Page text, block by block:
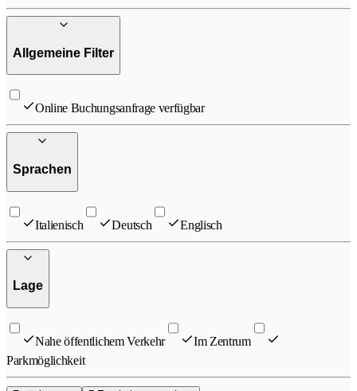
Allgemeine Filter
Online Buchungsanfrage verfügbar
Sprachen
Italienisch Deutsch Englisch
Lage
Nahe öffentlichem Verkehr
Im Zentrum
Parkmöglichkeit